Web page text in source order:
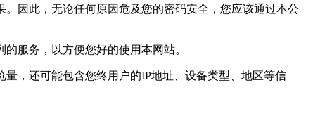
因此，无论任何原因危及您的密码安全，您应该通过本公
服务，以方便您好的使用本网站。
，还可能包含您终用户的IP地址、设备类型、地区等信